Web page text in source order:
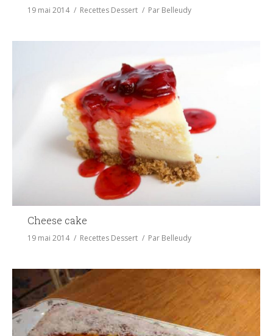
19 mai 2014 Recettes Dessert Par Belleudy
Cheese cake
19 mai 2014 Recettes Dessert Par Belleudy